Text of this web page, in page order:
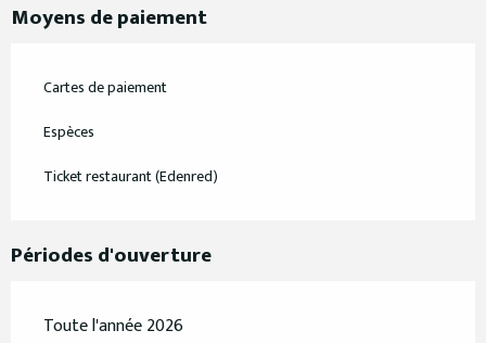
Moyens de paiement
Cartes de paiement
Espèces
Ticket restaurant (Edenred)
Périodes d'ouverture
Toute l'année 2026